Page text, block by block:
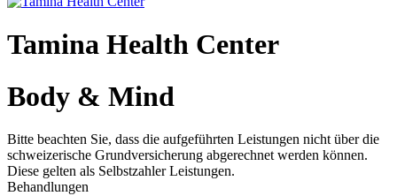
Tamina Health Center
Body & Mind
Bitte beachten Sie, dass die aufgeführten Leistungen nicht über die
schweizerische Grundversicherung abgerechnet werden können.
Diese gelten als Selbstzahler Leistungen.
Behandlungen